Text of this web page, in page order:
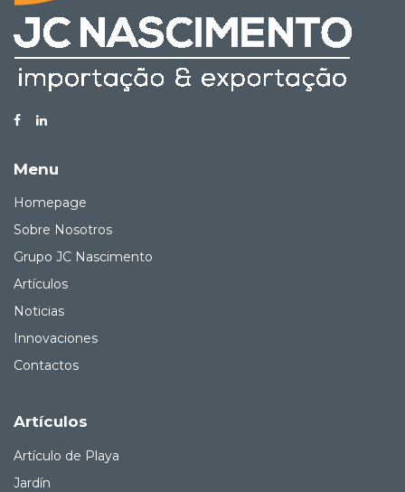
Menu
Homepage
Sobre Nosotros
Grupo JC Nascimento
Artículos
Noticias
Innovaciones
Contactos
Artículos
Artículo de Playa
Jardín